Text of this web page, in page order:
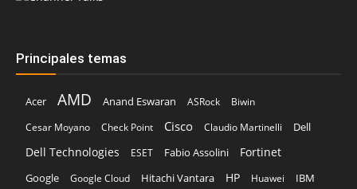
Principales temas
Acer AMD Anand Eswaran ASRock
Biwin
Cesar Moyano
Check Point Cisco Claudio Martinelli Dell
Dell Technologies ESET Fabio Assolini Fortinet
Google Google Cloud Hitachi Vantara HP Huawei IBM